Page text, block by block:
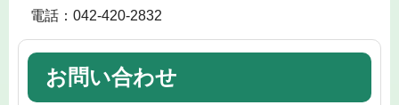
電話：042-420-2832
お問い合わせ